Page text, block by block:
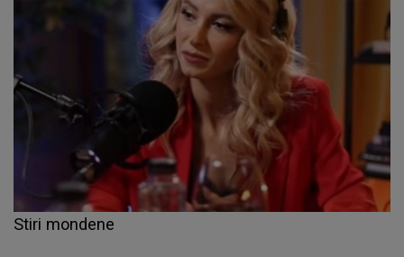
Stiri mondene